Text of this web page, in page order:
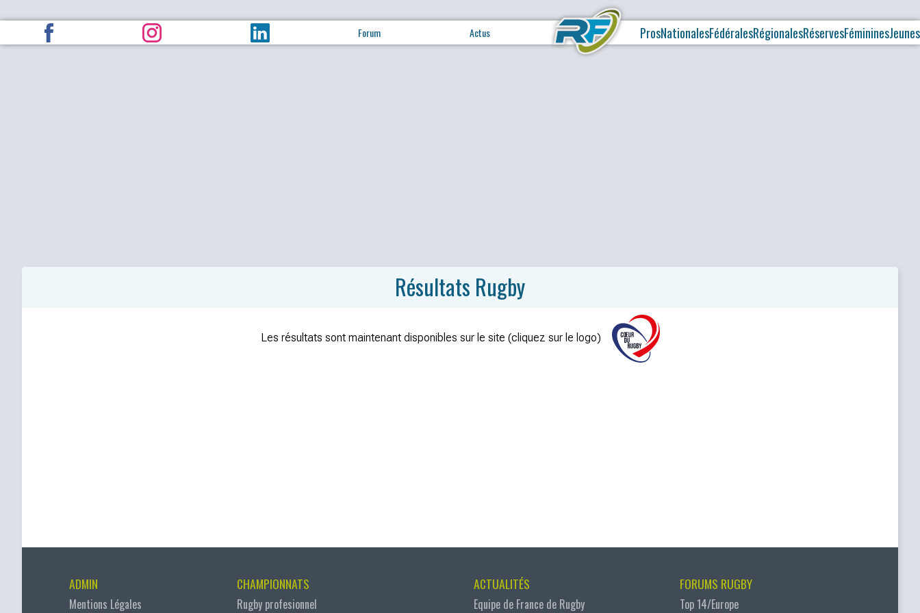
Forum Actus ProsNationalesFédéralesRégionalesRéservesFémininesJeunes
Résultats Rugby
Les résultats sont maintenant disponibles sur le site (cliquez sur le logo)
ADMIN
Mentions Légales
CHAMPIONNATS
Rugby profesionnel
ACTUALITÉS
Equipe de France de Rugby
FORUMS RUGBY
Top 14/Europe